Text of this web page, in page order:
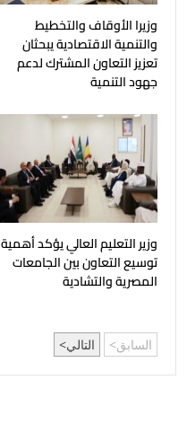
وزيرا الأوقاف والتخطيط
والتنمية الاقتصادية يبحثان
تعزيز التعاون المشترك لدعم
جهود التنمية
وزير التعليم العالي يؤكد أهمية
توسيع التعاون بين الجامعات
المصرية والتشادية
السابق التالي